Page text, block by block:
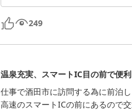
249
温泉充実、スマートIC目の前で便利
仕事で酒田市に訪問する為に前泊し
高速のスマートICの前にあるので交